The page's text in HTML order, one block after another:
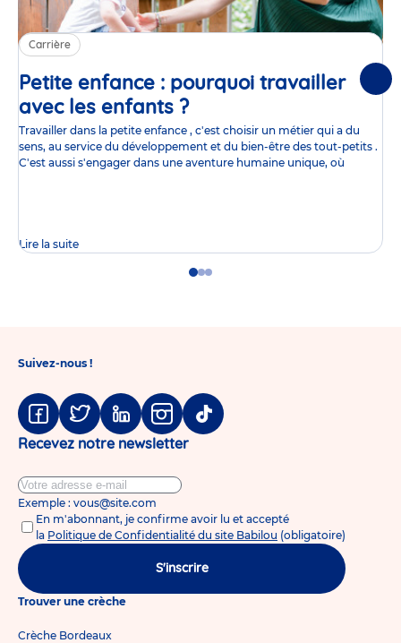
Carrière
Petite enfance : pourquoi travailler
avec les enfants ?Article
Travailler dans la petite enfance , c'est choisir un métier qui a du
sens, au service du développement et du bien-être des tout-petits .
C'est aussi s'engager dans une aventure humaine unique, où
Lire la suite
GoGoGo
Suivez-nous !
Facebook
TwitterLinkedinInstagram
Tiktok
Recevez notre newsletter
Exemple : vous@site.com
En m'abonnant, je confirme avoir lu et accepté
la Politique de Confidentialité du site Babilou (obligatoire)
S'inscrire
Trouver une crèche
Crèche Bordeaux